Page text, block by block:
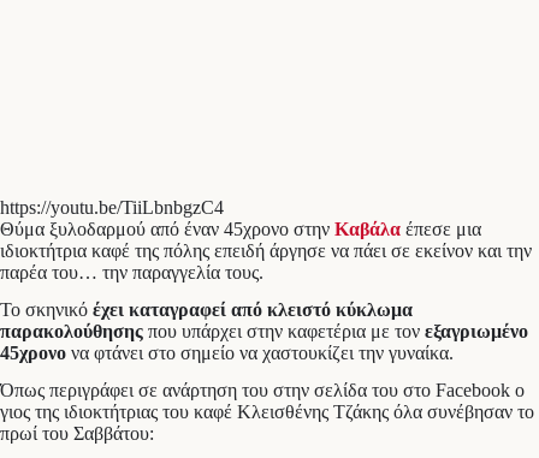
https://youtu.be/TiiLbnbgzC4
Θύμα ξυλοδαρμού από έναν 45χρονο στην Καβάλα έπεσε μια
ιδιοκτήτρια καφέ της πόλης επειδή άργησε να πάει σε εκείνον και την
παρέα του… την παραγγελία τους.
Το σκηνικό έχει καταγραφεί από κλειστό κύκλωμα
παρακολούθησης που υπάρχει στην καφετέρια με τον εξαγριωμένο
45χρονο να φτάνει στο σημείο να χαστουκίζει την γυναίκα.
Όπως περιγράφει σε ανάρτηση του στην σελίδα του στο Facebook ο
γιος της ιδιοκτήτριας του καφέ Κλεισθένης Τζάκης όλα συνέβησαν το
πρωί του Σαββάτου: